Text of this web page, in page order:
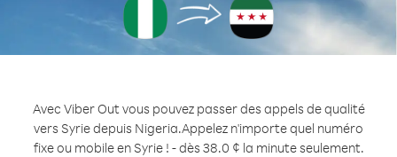
Avec Viber Out vous pouvez passer des appels de qualité
vers Syrie depuis Nigeria.Appelez n'importe quel numéro
fixe ou mobile en Syrie ! - dès 38.0 ¢ la minute seulement.